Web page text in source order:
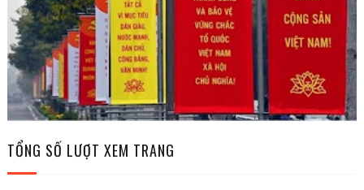
TỔNG SỐ LƯỢT XEM TRANG